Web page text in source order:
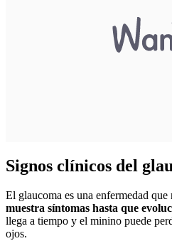
Signos clínicos del
El glaucoma es una enfermedad que
muestra síntomas hasta que
llega a tiempo y el minino puede
ojos.